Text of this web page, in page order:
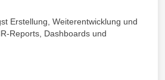
Erstellung, Weiterentwicklung und
Reports, Dashboards und